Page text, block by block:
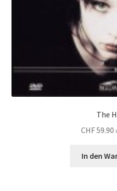
The
CHF59.90
In den